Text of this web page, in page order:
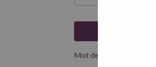
Mot de passe oublié ?